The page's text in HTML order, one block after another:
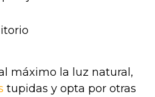
máximo la luz natural,
tupidas y opta por otras